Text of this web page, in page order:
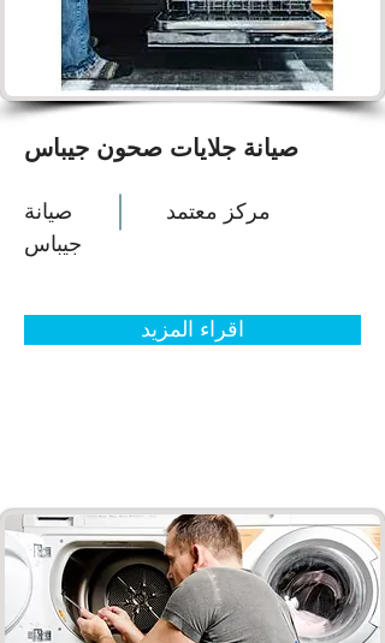
صيانة جلايات صحون جيباس
صيانة
جيباس
مركز معتمد
اقراء المزيد